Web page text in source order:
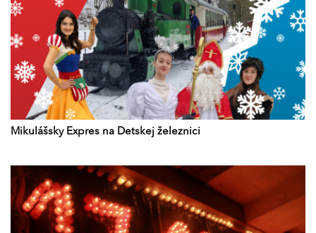
Mikulášsky Expres na Detskej železnici